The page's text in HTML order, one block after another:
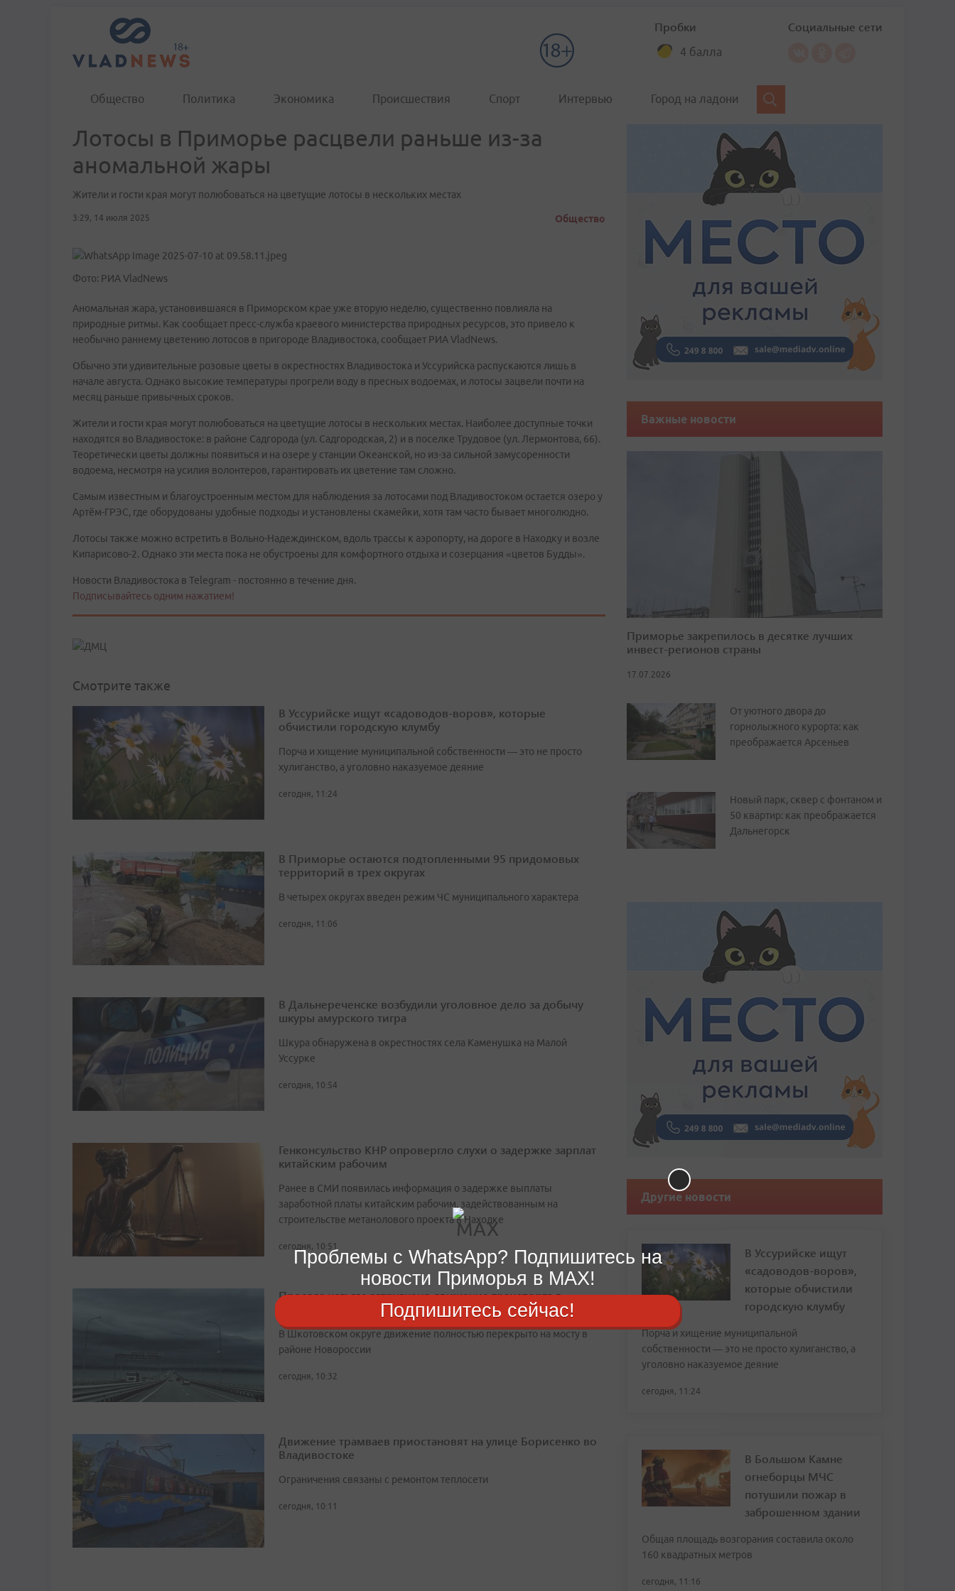
Пробки
4 балла
Социальные сети
Общество Политика Экономика Происшествия Спорт Интервью Город на ладони
Лотосы в Приморье расцвели раньше из-за
аномальной жары
Жители и гости края могут полюбоваться на цветущие лотосы в нескольких местах
3:29, 14 июля 2025 Общество
Фото: РИА VladNews
Аномальная жара, установившаяся в Приморском крае уже вторую неделю, существенно повлияла на
природные ритмы. Как сообщает пресс-служба краевого министерства природных ресурсов, это привело к
необычно раннему цветению лотосов в пригороде Владивостока, сообщает РИА VladNews.
Обычно эти удивительные розовые цветы в окрестностях Владивостока и Уссурийска распускаются лишь в
начале августа. Однако высокие температуры прогрели воду в пресных водоемах, и лотосы зацвели почти на
месяц раньше привычных сроков.
Жители и гости края могут полюбоваться на цветущие лотосы в нескольких местах. Наиболее доступные точки
находятся во Владивостоке: в районе Садгорода (ул. Садгородская, 2) и в поселке Трудовое (ул. Лермонтова, 66).
Теоретически цветы должны появиться и на озере у станции Океанской, но из-за сильной замусоренности
водоема, несмотря на усилия волонтеров, гарантировать их цветение там сложно.
Самым известным и благоустроенным местом для наблюдения за лотосами под Владивостоком остается озеро у
Артём-ГРЭС, где оборудованы удобные подходы и установлены скамейки, хотя там часто бывает многолюдно.
Лотосы также можно встретить в Вольно-Надеждинском, вдоль трассы к аэропорту, на дороге в Находку и возле
Кипарисово-2. Однако эти места пока не обустроены для комфортного отдыха и созерцания «цветов Будды».
Новости Владивостока в Telegram - постоянно в течение дня.
Подписывайтесь одним нажатием!
Смотрите также
В Уссурийске ищут «садоводов-воров», которые
обчистили городскую клумбу
Порча и хищение муниципальной собственности — это не просто
хулиганство, а уголовно наказуемое деяние
сегодня, 11:24
В Приморье остаются подтопленными 95 придомовых
территорий в трех округах
В четырех округах введен режим ЧС муниципального характера
сегодня, 11:06
В Дальнереченске возбудили уголовное дело за добычу
шкуры амурского тигра
Шкура обнаружена в окрестностях села Каменушка на Малой
Уссурке
сегодня, 10:54
Генконсульство КНР опровергло слухи о задержке зарплат
китайским рабочим
Ранее в СМИ появилась информация о задержке выплаты
заработной платы китайским рабочим, задействованным на
строительстве метанолового проекта в Находке
сегодня, 10:51
Проезда нет: где затруднено движение транспорта в
В Шкотовском округе движение полностью перекрыто на мосту в
районе Новороссии
сегодня, 10:32
Движение трамваев приостановят на улице Борисенко во
Владивостоке
Ограничения связаны с ремонтом теплосети
сегодня, 10:11
Важные новости
Приморье закрепилось в десятке лучших
инвест-регионов страны
17.07.2026
От уютного двора до
горнолыжного курорта: как
преображается Арсеньев
Новый парк, сквер с фонтаном и
50 квартир: как преображается
Дальнегорск
Другие новости
В Уссурийске ищут
«садоводов-воров»,
которые обчистили
городскую клумбу
Порча и хищение муниципальной
собственности — это не просто хулиганство, а
уголовно наказуемое деяние
сегодня, 11:24
В Большом Камне
огнеборцы МЧС
потушили пожар в
заброшенном здании
Общая площадь возгорания составила около
160 квадратных метров
сегодня, 11:16
Проблемы с WhatsApp? Подпишитесь на
новости Приморья в MAX!
Подпишитесь сейчас!